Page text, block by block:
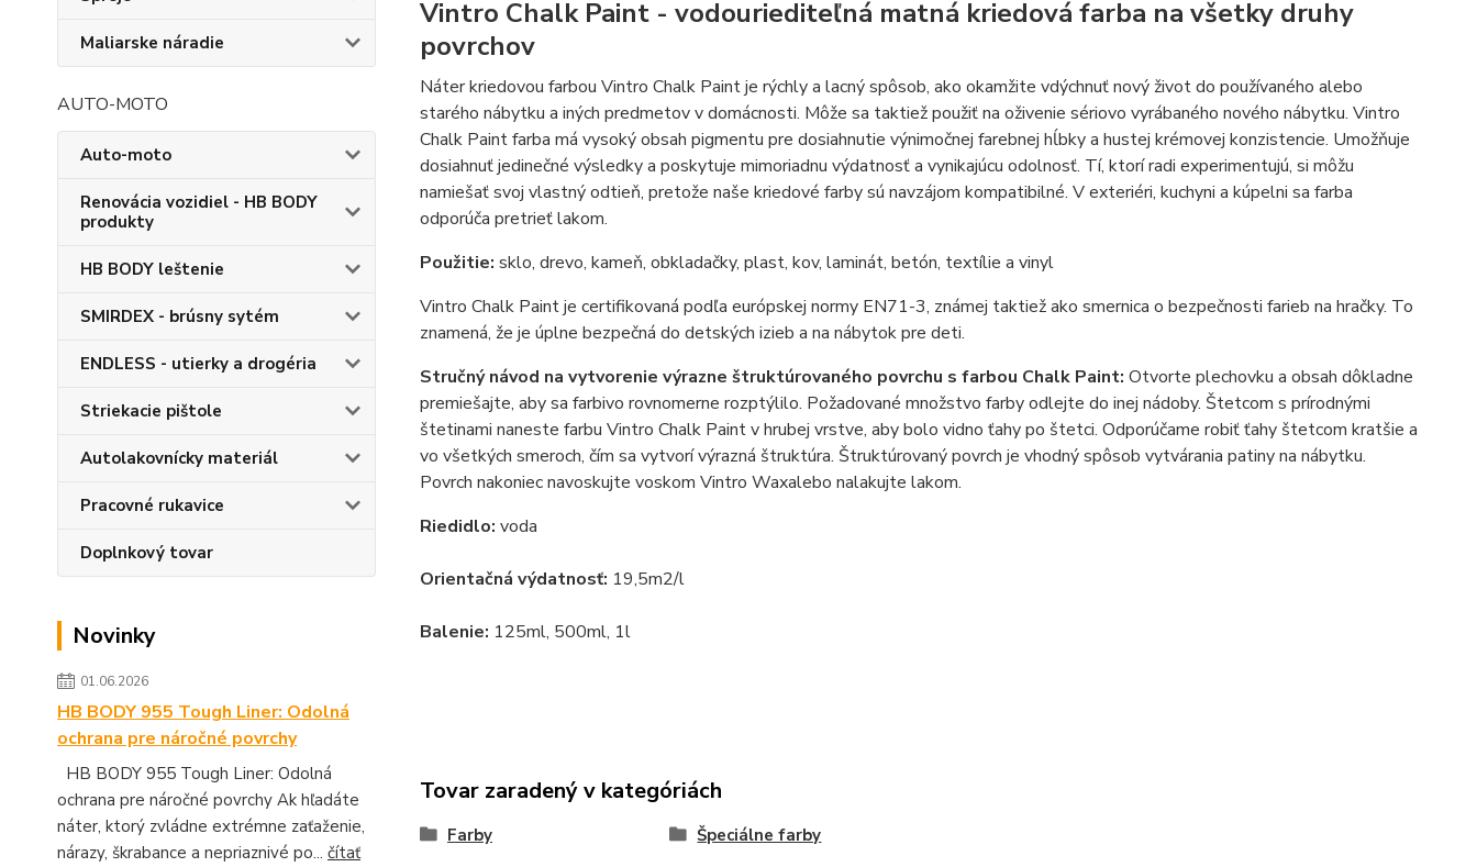
Maliarske náradie
AUTO-MOTO
Auto-moto
Renovácia vozidiel - HB BODY
produkty
HB BODY leštenie
SMIRDEX - brúsny sytém
ENDLESS - utierky a drogéria
Striekacie pištole
Autolakovnícky materiál
Pracovné rukavice
Doplnkový tovar
Novinky
01.06.2026
HB BODY 955 Tough Liner: Odolná
ochrana pre náročné povrchy
HB BODY 955 Tough Liner: Odolná
ochrana pre náročné povrchy Ak hľadáte
náter, ktorý zvládne extrémne zaťaženie,
nárazy, škrabance a nepriaznivé po... čítať
Vintro Chalk Paint - vodouriediteľná matná kriedová farba na všetky druhy
povrchov
Náter kriedovou farbou Vintro Chalk Paint je rýchly a lacný spôsob, ako okamžite vdýchnuť nový život do používaného alebo
starého nábytku a iných predmetov v domácnosti. Môže sa taktiež použiť na oživenie sériovo vyrábaného nového nábytku. Vintro
Chalk Paint farba má vysoký obsah pigmentu pre dosiahnutie výnimočnej farebnej hĺbky a hustej krémovej konzistencie. Umožňuje
dosiahnuť jedinečné výsledky a poskytuje mimoriadnu výdatnosť a vynikajúcu odolnosť. Tí, ktorí radi experimentujú, si môžu
namiešať svoj vlastný odtieň, pretože naše kriedové farby sú navzájom kompatibilné. V exteriéri, kuchyni a kúpelni sa farba
odporúča pretrieť lakom.
Použitie: sklo, drevo, kameň, obkladačky, plast, kov, laminát, betón, textílie a vinyl
Vintro Chalk Paint je certifikovaná podľa európskej normy EN71-3, známej taktiež ako smernica o bezpečnosti farieb na hračky. To
znamená, že je úplne bezpečná do detských izieb a na nábytok pre deti.
Stručný návod na vytvorenie výrazne štruktúrovaného povrchu s farbou Chalk Paint: Otvorte plechovku a obsah dôkladne
premiešajte, aby sa farbivo rovnomerne rozptýlilo. Požadované množstvo farby odlejte do inej nádoby. Štetcom s prírodnými
štetinami naneste farbu Vintro Chalk Paint v hrubej vrstve, aby bolo vidno ťahy po štetci. Odporúčame robiť ťahy štetcom kratšie a
vo všetkých smeroch, čím sa vytvorí výrazná štruktúra. Štruktúrovaný povrch je vhodný spôsob vytvárania patiny na nábytku.
Povrch nakoniec navoskujte voskom Vintro Waxalebo nalakujte lakom.
Riedidlo: voda
Orientačná výdatnosť: 19,5m2/l
Balenie: 125ml, 500ml, 1l
Tovar zaradený v kategóriách
Farby Špeciálne farby